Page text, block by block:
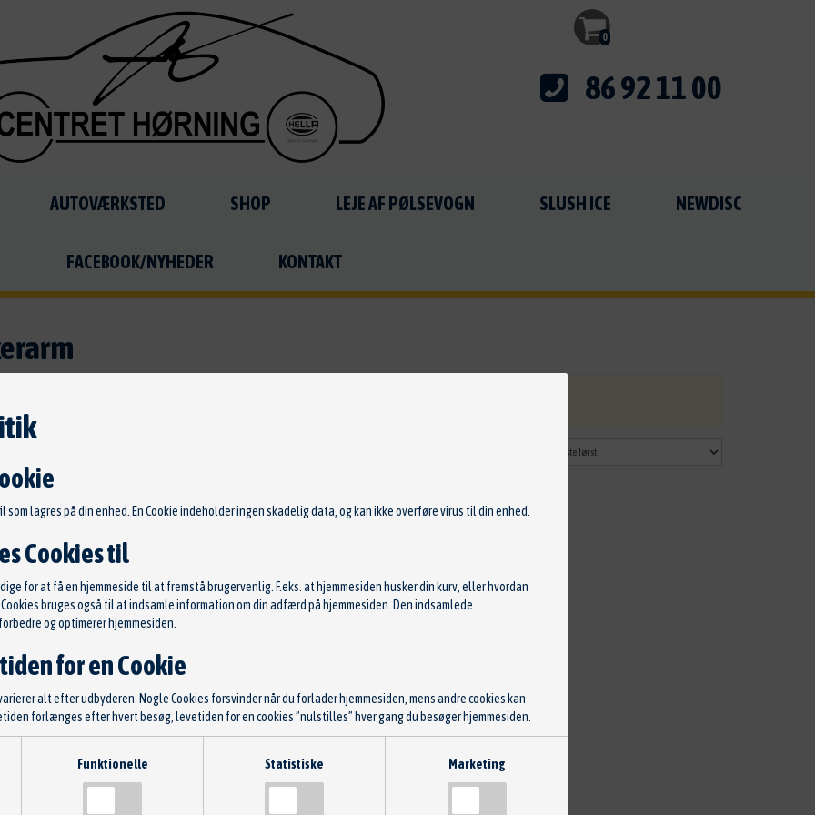
86 92 11 00
AUTOVÆRKSTED SHOP LEJE AF PØLSEVOGN SLUSH ICE NEWDISC
FACEBOOK/NYHEDER KONTAKT
ruderensning
AZMT-49-033-1030
Meisterteile
kr.
TILFØJ TIL KURV
0
som lagres på din enhed. En Cookie indeholder ingen skadelig data, og kan ikke overføre virus til din enhed.
Cookies til
for at få en hjemmeside til at fremstå brugervenlig. F.eks. at hjemmesiden husker din kurv, eller hvordan
bruges også til at indsamle information om din adfærd på hjemmesiden. Den indsamlede
og optimerer hjemmesiden.
for en Cookie
alt efter udbyderen. Nogle Cookies forsvinder når du forlader hjemmesiden, mens andre cookies kan
forlænges efter hvert besøg, levetiden for en cookies ”nulstilles” hver gang du besøger hjemmesiden.
slette Cookies:
Cookies. Der er forskellige fremgangsmåder alt efter hvilken browser du benytter. Hvordan du præcist
Funktionelle Statistiske Marketing